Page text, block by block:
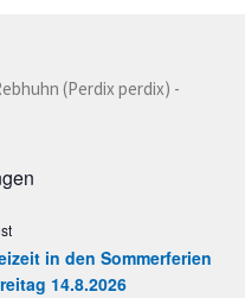
(Perdix perdix) -
in den Sommerferien
14.8.2026